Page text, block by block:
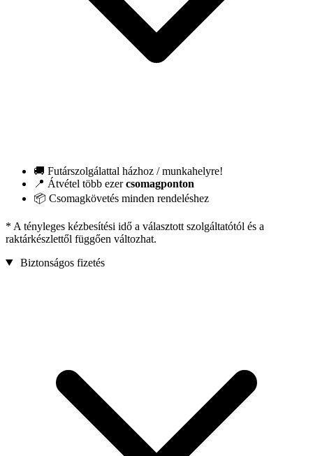
🚚 Futárszolgálattal házhoz / munkahelyre!
📍 Átvétel több ezercsomagponton
📦 Csomagkövetés minden rendeléshez
* A tényleges kézbesítési idő a választott szolgáltatótól és a
raktárkészlettől függően változhat.
Biztonságos fizetés